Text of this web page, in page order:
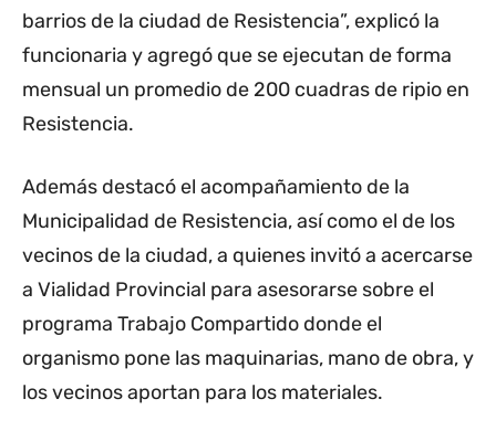
barrios de la ciudad de Resistencia”, explicó la
funcionaria y agregó que se ejecutan de forma
mensual un promedio de 200 cuadras de ripio en
Resistencia.
Además destacó el acompañamiento de la
Municipalidad de Resistencia, así como el de los
vecinos de la ciudad, a quienes invitó a acercarse
a Vialidad Provincial para asesorarse sobre el
programa Trabajo Compartido donde el
organismo pone las maquinarias, mano de obra, y
los vecinos aportan para los materiales.